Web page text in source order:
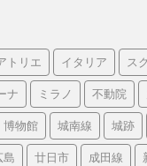
トリエ イタリア ス
ナ ミラノ 不動院
博物館 城南線 城跡
島 廿日市 成田線